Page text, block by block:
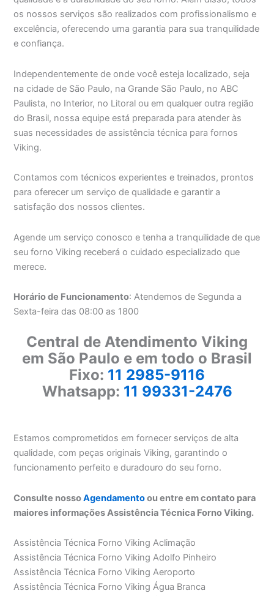
os nossos serviços são realizados com profissionalismo e
excelência, oferecendo uma garantia para sua tranquilidade
e confiança.
Independentemente de onde você esteja localizado, seja
na cidade de São Paulo, na Grande São Paulo, no ABC
Paulista, no Interior, no Litoral ou em qualquer outra região
do Brasil, nossa equipe está preparada para atender às
suas necessidades de assistência técnica para fornos
Viking.
Contamos com técnicos experientes e treinados, prontos
para oferecer um serviço de qualidade e garantir a
satisfação dos nossos clientes.
Agende um serviço conosco e tenha a tranquilidade de que
seu forno Viking receberá o cuidado especializado que
merece.
Horário de Funcionamento: Atendemos de Segunda a
Sexta-feira das 08:00 as 1800
Central de Atendimento Viking
em São Paulo e em todo o Brasil
Fixo: 11 2985-9116
Whatsapp: 11 99331-2476
Estamos comprometidos em fornecer serviços de alta
qualidade, com peças originais Viking, garantindo o
funcionamento perfeito e duradouro do seu forno.
Consulte nossoAgendamentoou entre em contato para
maiores informações Assistência Técnica Forno Viking.
Assistência Técnica Forno Viking Aclimação
Assistência Técnica Forno Viking Adolfo Pinheiro
Assistência Técnica Forno Viking Aeroporto
Assistência Técnica Forno Viking Água Branca